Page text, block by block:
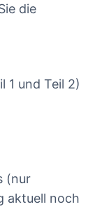
die
1 und Teil 2)
(nur
aktuell noch